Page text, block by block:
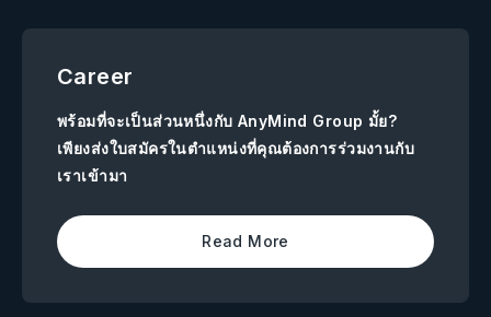
Career
พร้อมที่จะเป็นส่วนหนึ่งกับ AnyMind Group มั้ย?
เพียงส่งใบสมัครในตำแหน่งที่คุณต้องการร่วมงานกับ
เราเข้ามา
Read More